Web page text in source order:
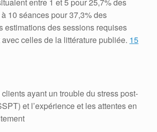
10 séances pour 37,3% des
estimations des sessions requises
avec celles de la littérature publiée. 15
clients ayant un trouble du stress post-
et l’expérience et les attentes en